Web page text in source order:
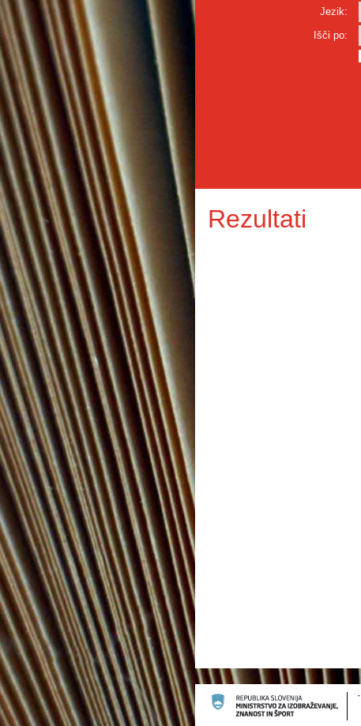
Jezik:
Išči po:
Rezultati